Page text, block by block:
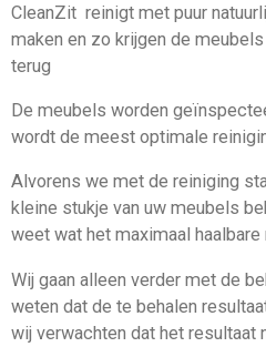
CleanZit reinigt met puur
maken en zo krijgen de
terug
De meubels worden
wordt de meest optimale
Alvorens we met de reiniging
kleine stukje van uw meubels
weet wat het maximaal
Wij gaan alleen verder met de
weten dat de te behalen
wij verwachten dat het resultaat